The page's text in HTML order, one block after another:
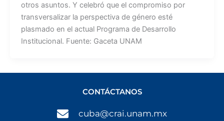
otros asuntos. Y celebró que el compromiso por
transversalizar la perspectiva de género esté
plasmado en el actual Programa de Desarrollo
Institucional. Fuente: Gaceta UNAM
CONTÁCTANOS
cuba@crai.unam.mx